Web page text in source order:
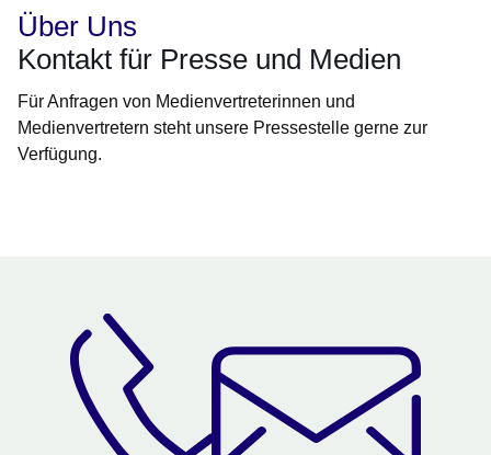
Über Uns
Kontakt für Presse und Medien
Für Anfragen von Medienvertreterinnen und
Medienvertretern steht unsere Pressestelle gerne zur
Verfügung.